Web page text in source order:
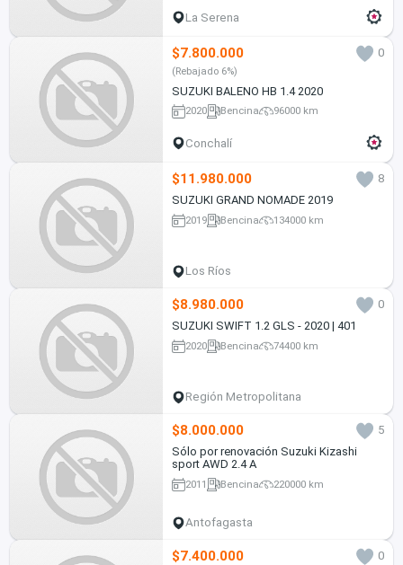
La Serena
$7.800.000 0
(Rebajado 6%)
SUZUKI BALENO HB 1.4 2020
2020 Bencina 96000 km
Conchalí
$11.980.000
8
SUZUKI GRAND NOMADE 2019
2019 Bencina 134000 km
Los Ríos
$8.980.000
0
SUZUKI SWIFT 1.2 GLS - 2020 | 401
2020 Bencina 74400 km
Región Metropolitana
$8.000.000
5
Sólo por renovación Suzuki Kizashi
sport AWD 2.4 A
2011 Bencina 220000 km
Antofagasta
$7.400.000
0